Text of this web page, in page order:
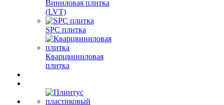
Виниловая плитка
(LVT)
SPC плитка
Кварцвиниловая
плитка